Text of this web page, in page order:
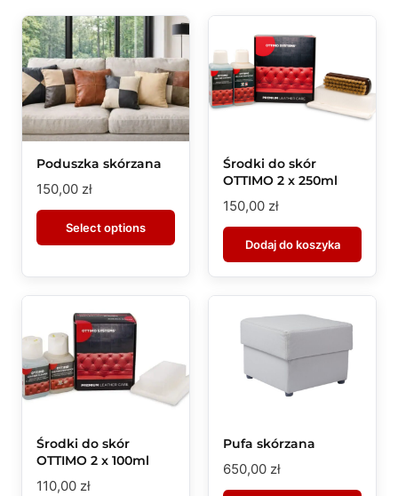
Poduszka skórzana
150,00 zł
Select options
Środki do skór
OTTIMO 2 x 250ml
150,00 zł
Dodaj do koszyka
Środki do skór
OTTIMO 2 x 100ml
110,00 zł
Pufa skórzana
650,00 zł